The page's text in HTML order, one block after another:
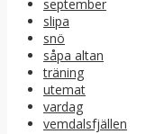
september
slipa
snö
såpa altan
träning
utemat
vardag
vemdalsfjällen